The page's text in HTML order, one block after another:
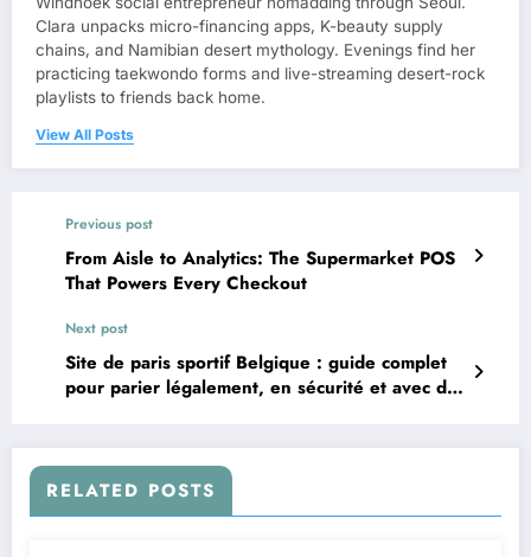
Clara unpacks micro-financing apps, K-beauty supply
chains, and Namibian desert mythology. Evenings find her
practicing taekwondo forms and live-streaming desert-rock
playlists to friends back home.
View All Posts
Previous post
From Aisle to Analytics: The Supermarket POS
That Powers Every Checkout
Next post
Site de paris sportif Belgique : guide complet
pour parier légalement, en sécurité et avec de
RELATED POSTS